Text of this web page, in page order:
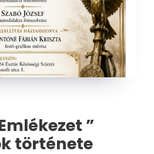
”
története